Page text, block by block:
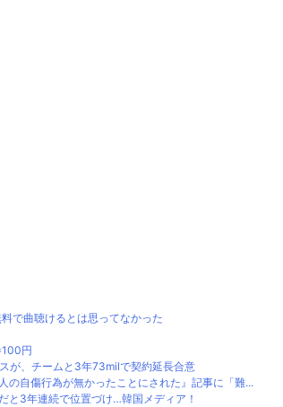
で曲聴けるとは思ってなかった
100円
が、チームと3年73milで契約延長合意
の自傷行為が無かったことにされた』記事に「難...
と3年連続で位置づけ…韓国メディア！